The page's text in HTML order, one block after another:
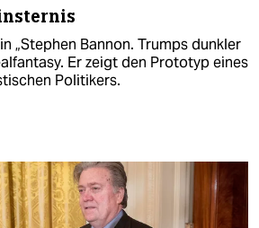
„Stephen Bannon. Trumps dunkler
Er zeigt den Prototyp eines
Politikers.